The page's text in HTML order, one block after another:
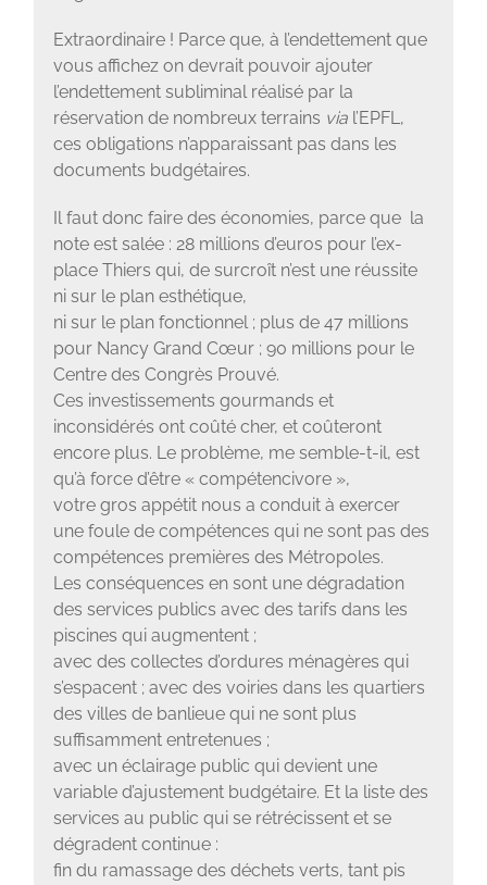
Extraordinaire ! Parce que, à l’endettement que
vous affichez on devrait pouvoir ajouter
l’endettement subliminal réalisé par la
réservation de nombreux terrains vial’EPFL,
ces obligations n’apparaissant pas dans les
documents budgétaires.
Il faut donc faire des économies, parce que la
note est salée : 28 millions d’euros pour l’ex-
place Thiers qui, de surcroît n’est une réussite
ni sur le plan esthétique,
ni sur le plan fonctionnel ; plus de 47 millions
pour Nancy Grand Cœur ; 90 millions pour le
Centre des Congrès Prouvé.
Ces investissements gourmands et
inconsidérés ont coûté cher, et coûteront
encore plus. Le problème, me semble-t-il, est
qu’à force d’être « compétencivore »,
votre gros appétit nous a conduit à exercer
une foule de compétences qui ne sont pas des
compétences premières des Métropoles.
Les conséquences en sont une dégradation
des services publics avec des tarifs dans les
piscines qui augmentent ;
avec des collectes d’ordures ménagères qui
s’espacent ; avec des voiries dans les quartiers
des villes de banlieue qui ne sont plus
suffisamment entretenues ;
avec un éclairage public qui devient une
variable d’ajustement budgétaire. Et la liste des
services au public qui se rétrécissent et se
dégradent continue :
fin du ramassage des déchets verts, tant pis